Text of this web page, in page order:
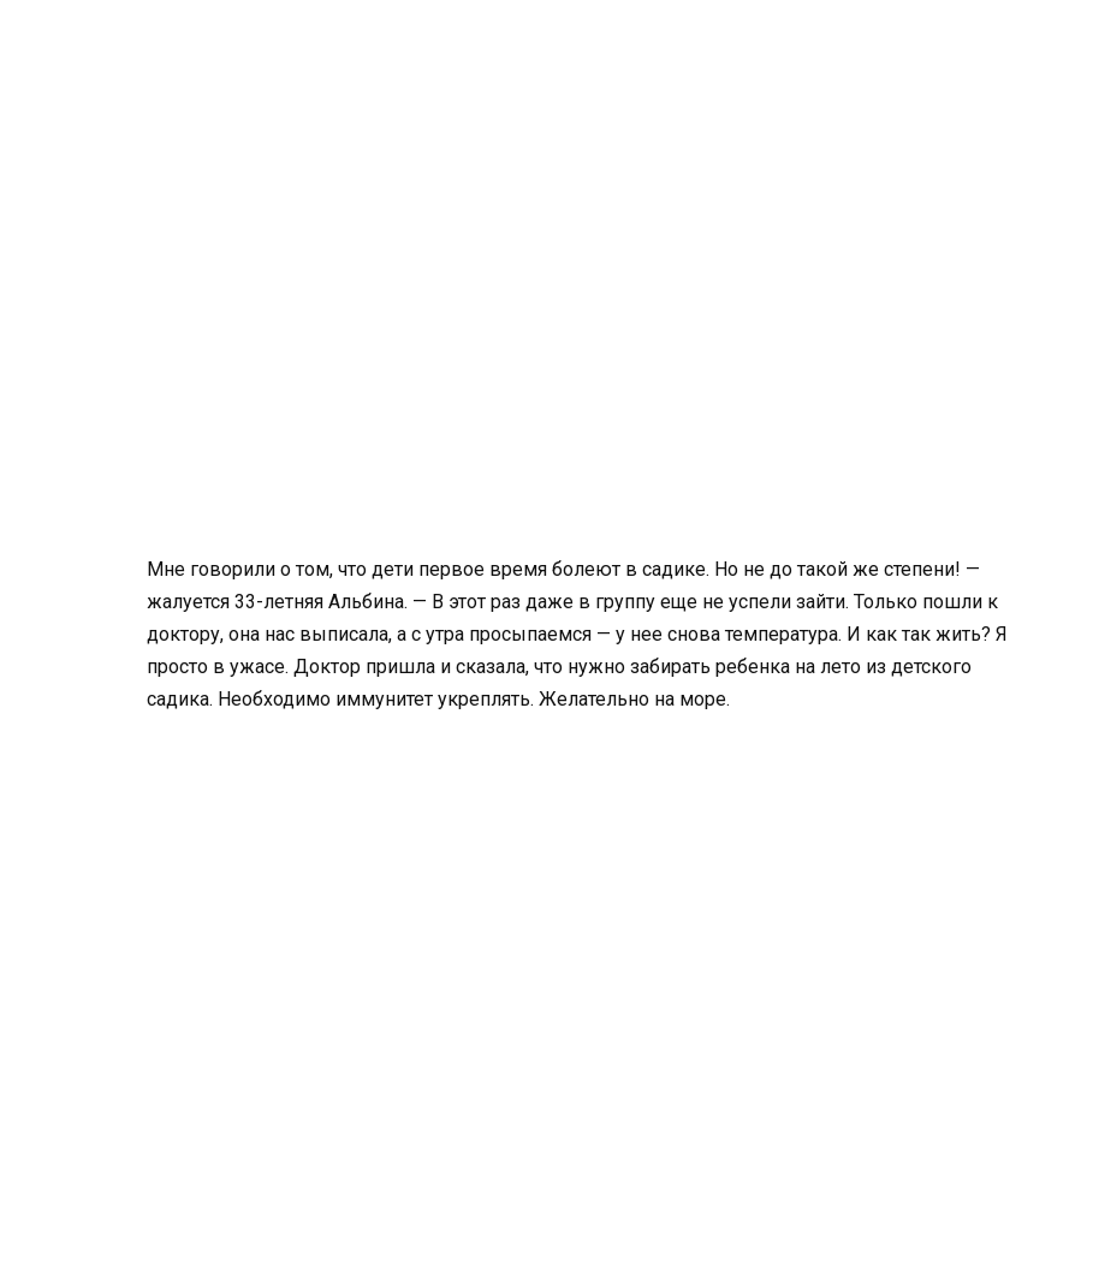
Мне говорили о том, что дети первое время болеют в садике. Но не до такой же степени! —
жалуется 33-летняя Альбина. — В этот раз даже в группу еще не успели зайти. Только пошли к
доктору, она нас выписала, а с утра просыпаемся — у нее снова температура. И как так жить? Я
просто в ужасе. Доктор пришла и сказала, что нужно забирать ребенка на лето из детского
садика. Необходимо иммунитет укреплять. Желательно на море.